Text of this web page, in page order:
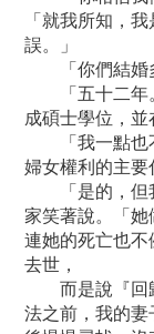
「就我所知，
誤。」
「你們結婚多
「五十二年。
成碩士學位，並
「我一點也不
婦女權利的主要
「是的，但我
家笑著說。「她
連她的死亡也
去世，
而是說『回歸
法之前，我的妻